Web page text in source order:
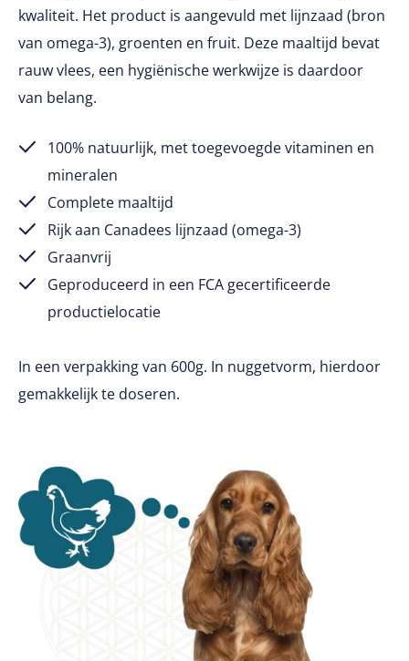
kwaliteit. Het product is aangevuld met lijnzaad (bron
van omega-3), groenten en fruit. Deze maaltijd bevat
rauw vlees, een hygiënische werkwijze is daardoor
van belang.
100% natuurlijk, met toegevoegde vitaminen en
mineralen
Complete maaltijd
Rijk aan Canadees lijnzaad (omega-3)
Graanvrij
Geproduceerd in een FCA gecertificeerde
productielocatie
In een verpakking van 600g. In nuggetvorm, hierdoor
gemakkelijk te doseren.